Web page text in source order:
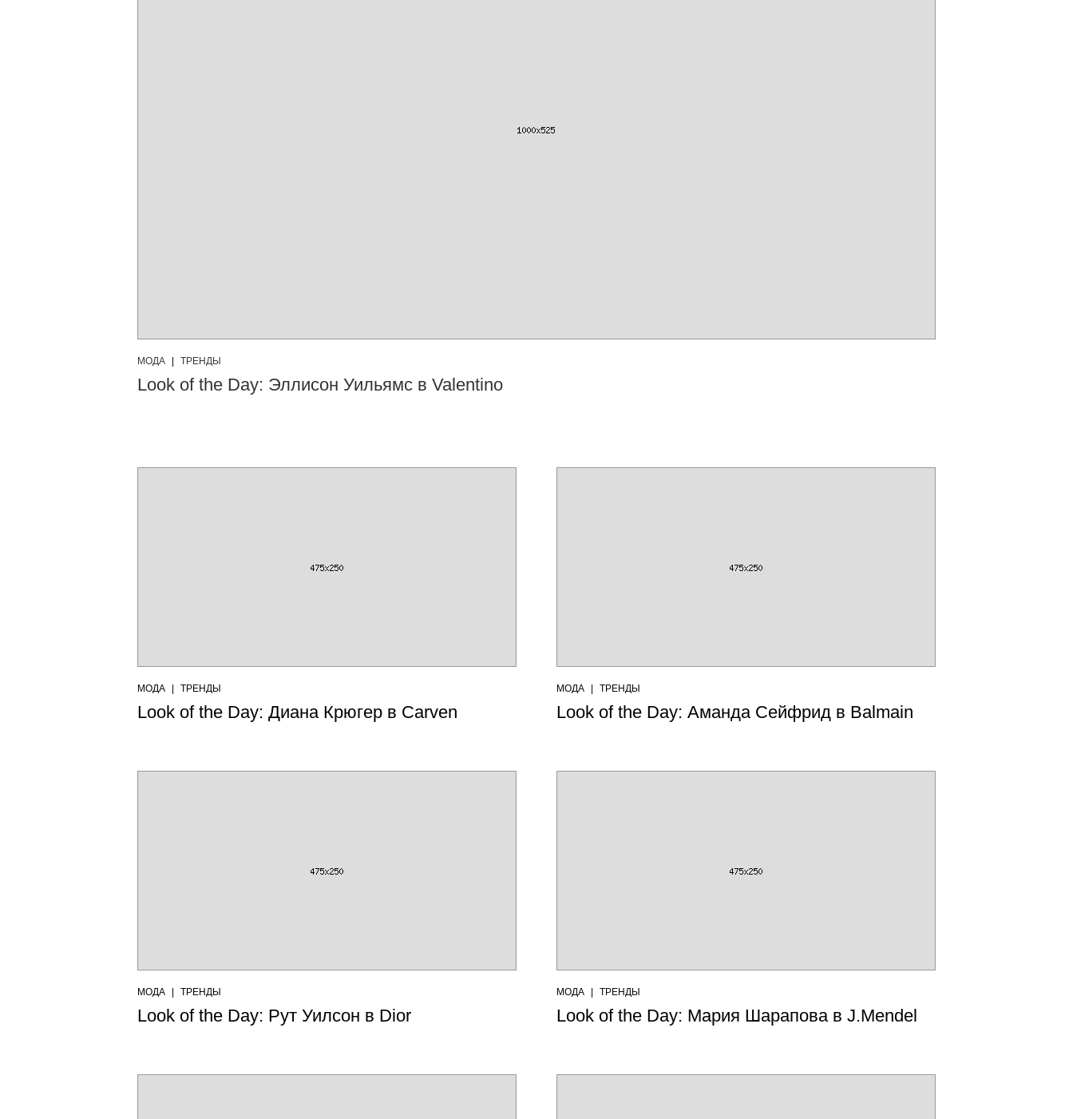
МОДА ТРЕНДЫ
Look of the Day: Эллисон Уильямс в Valentino
МОДА ТРЕНДЫ
Look of the Day: Диана Крюгер в Carven
МОДА ТРЕНДЫ
Look of the Day: Аманда Сейфрид в Balmain
МОДА ТРЕНДЫ
Look of the Day: Рут Уилсон в Dior
МОДА ТРЕНДЫ
Look of the Day: Мария Шарапова в J.Mendel